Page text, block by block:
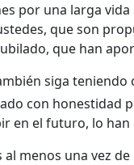
por una larga
que son
que han
siga
con honestidad
en el futuro, lo
al menos una vez